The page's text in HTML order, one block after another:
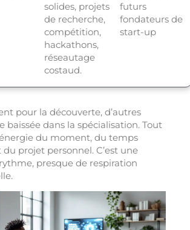
solides, projets
de recherche,
compétition,
hackathons,
réseautage
costaud.
futurs
fondateurs de
start-up
pour la découverte, d’autres
baissée dans la spécialisation. Tout
du moment, du temps
projet personnel. C’est une
presque de respiration